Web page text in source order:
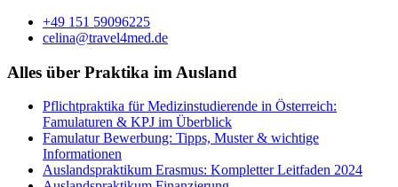
+49 151 59096225
celina@travel4med.de
Alles über Praktika im Ausland
Pflichtpraktika für Medizinstudierende in Österreich:
Famulaturen & KPJ im Überblick
Famulatur Bewerbung: Tipps, Muster & wichtige
Informationen
Auslandspraktikum Erasmus: Kompletter Leitfaden 2024